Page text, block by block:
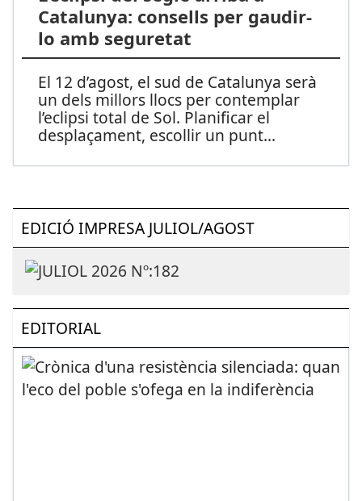
Catalunya: consells per gaudir-
lo amb seguretat
El 12 d’agost, el sud de Catalunya serà
un dels millors llocs per contemplar
l’eclipsi total de Sol. Planificar el
desplaçament, escollir un punt...
EDICIÓ IMPRESA JULIOL/AGOST
EDITORIAL